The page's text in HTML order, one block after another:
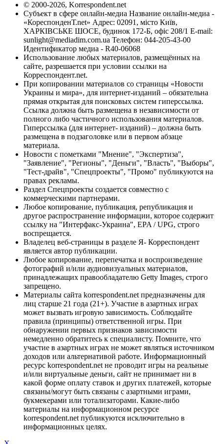
© 2000-2026, Korrespondent.net
Субъект в сфере онлайн-медиа Название онлайн-медиа -
«КореспонденТ.net» Адрес: 02091, місто Київ,
ХАРКІВСЬКЕ ШОСЕ, будинок 172-Б, офіс 208/1 E-mail:
sunlight@mediadim.com.ua Телефон: 044-205-43-00
Идентификатор медиа - R40-06068
Использование любых материалов, размещённых на
сайте, разрешается при условии ссылки на
Корреспондент.net.
При копировании материалов со страницы «Новости
Украины и мира», для интернет-изданий – обязательна
прямая открытая для поисковых систем гиперссылка.
Ссылка должна быть размещена в независимости от
полного либо частичного использования материалов.
Гиперссылка (для интернет- изданий) – должна быть
размещена в подзаголовке или в первом абзаце
материала.
Новости с пометками "Мнение", "Экспертиза",
"Заявление", "Регионы", "Деньги", "Власть", "Выборы",
"Тест-драйв", "Спецпроекты", "Промо" публикуются на
правах рекламы.
Раздел Спецпроекты создается совместно с
коммерческими партнерами.
Любое копирование, публикация, републикация и
другое распространение информации, которое содержит
ссылку на "Интерфакс-Украина", EPA / UPG, строго
воспрещается.
Владелец веб-страницы в разделе Я- Корреспондент
является автор публикации.
Любое копирование, перепечатка и воспроизведение
фотографий и/или аудиовизуальных материалов,
принадлежащих правообладателю Getty Images, строго
запрещено.
Материалы сайта korrespondent.net предназначены для
лиц старше 21 года (21+). Участие в азартных играх
может вызвать игровую зависимость. Соблюдайте
правила (принципы) ответственной игры. При
обнаружении первых признаков зависимости
немедленно обратитесь к специалисту. Помните, что
участие в азартных играх не может являться источником
доходов или альтернативой работе. Информационный
ресурс korrespondent.net не проводит игры на реальные
и/или виртуальные деньги, сайт не принимает ни в
какой форме оплату ставок и других платежей, которые
связаны/могут быть связаны с азартными играми,
букмекерами или тотализаторами. Какие-либо
материалы на информационном ресурсе
korrespondent.net публикуются исключительно в
информационных целях.